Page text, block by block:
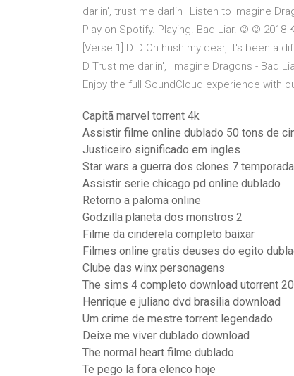
darlin', trust me darlin' Listen to Imagine
Play on Spotify. Playing. Bad Liar. © © 2018
[Verse 1] D D Oh hush my dear, it's been a
D Trust me darlin', Imagine Dragons - Bad
Enjoy the full SoundCloud experience with
Capitã marvel torrent 4k
Assistir filme online dublado 50 tons de
Justiceiro significado em ingles
Star wars a guerra dos clones 7
Assistir serie chicago pd online dublado
Retorno a paloma online
Godzilla planeta dos monstros 2
Filme da cinderela completo baixar
Filmes online gratis deuses do egito
Clube das winx personagens
The sims 4 completo download utorrent
Henrique e juliano dvd brasilia download
Um crime de mestre torrent legendado
Deixe me viver dublado download
The normal heart filme dublado
Te pego la fora elenco hoje